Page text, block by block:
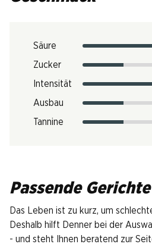
Säure
Zucker
Intensität
Ausbau
Tannine
Passende Gerichte
Das Leben ist zu kurz, um
Deshalb hilft Denner bei der
- und steht Ihnen beratend zur